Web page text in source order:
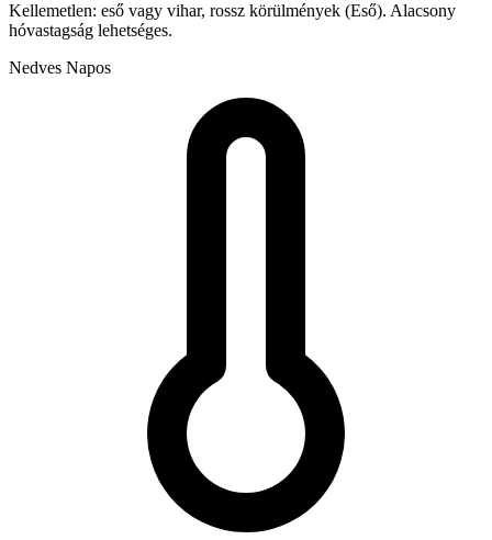
Kellemetlen: eső vagy vihar, rossz körülmények (Eső). Alacsony
hóvastagság lehetséges.
Nedves Napos